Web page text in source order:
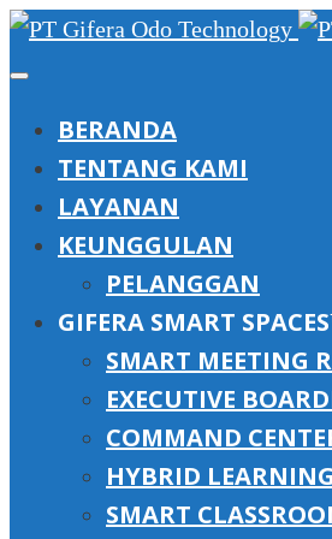
BERANDA
TENTANG KAMI
LAYANAN
KEUNGGULAN
PELANGGAN
GIFERA SMART
SMART MEETING
EXECUTIVE
COMMAND
HYBRID
SMART